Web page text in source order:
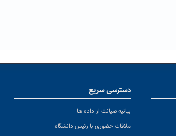
دسترسی سریع
بیانیه صیانت از داده ها
ملاقات حضوری با رئیس دانشگاه